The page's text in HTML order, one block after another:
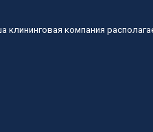
клининговая компания